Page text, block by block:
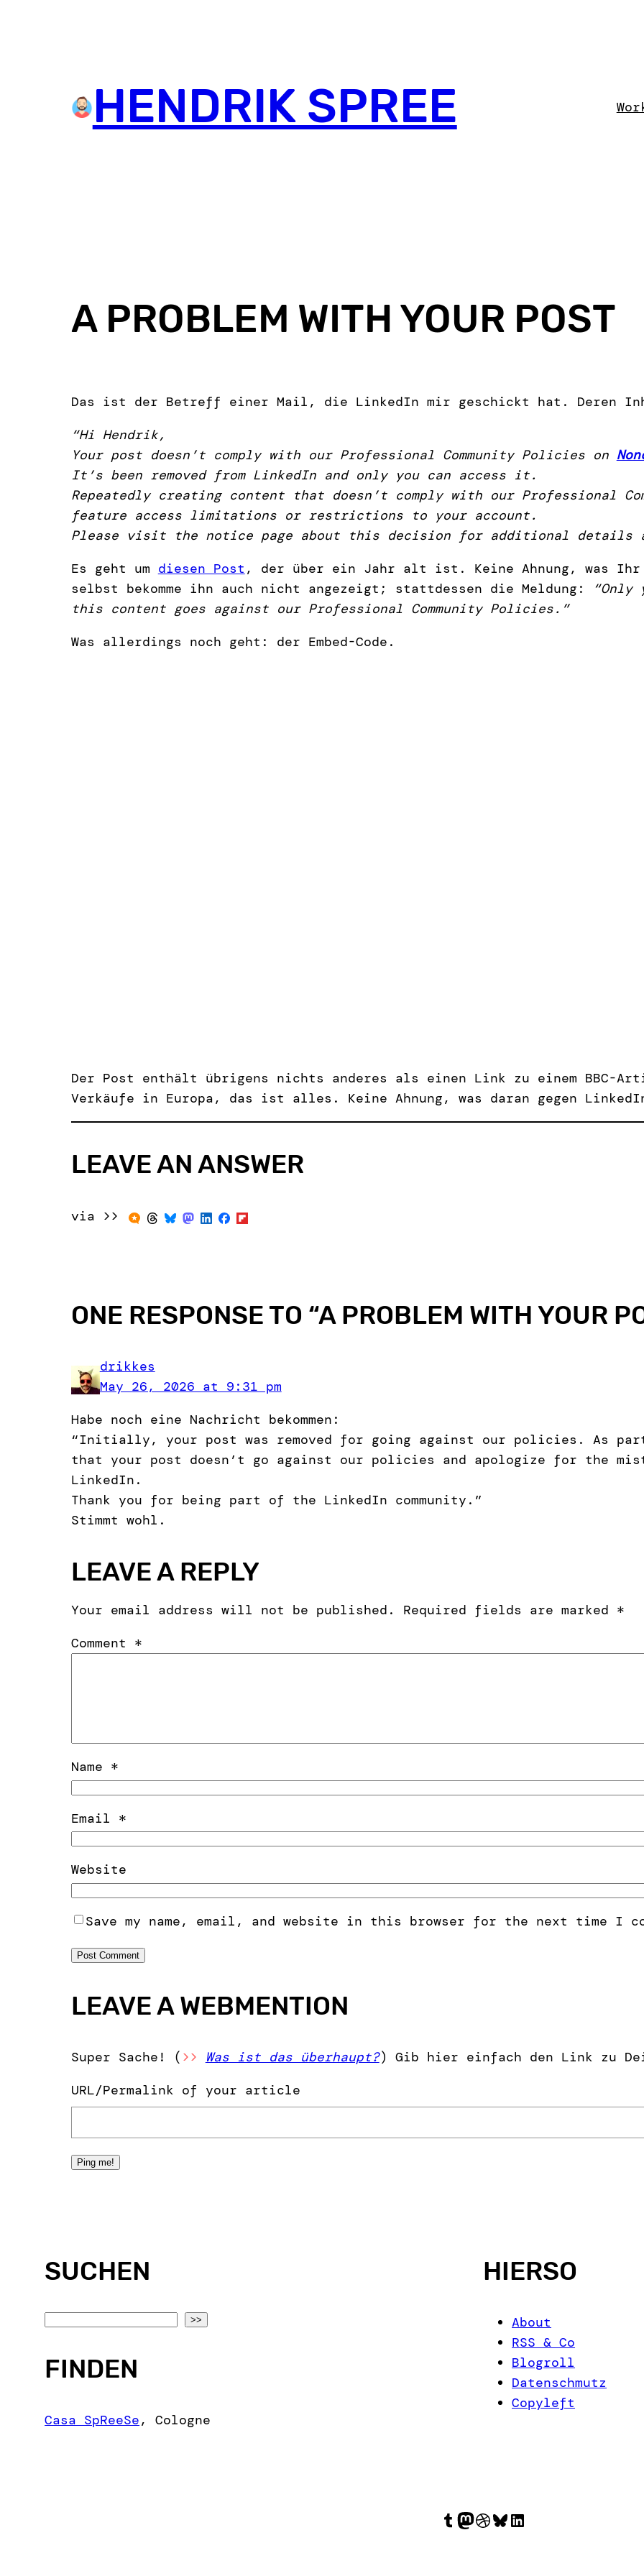
HENDRIK SPREE
A PROBLEM WITH YOUR POST
Das ist der Betreff einer Mail, die LinkedIn mir geschickt hat. Deren
“Hi Hendrik,
Your post doesn’t comply with our Professional Community Policies on
It’s been removed from LinkedIn and only you can access it.
Repeatedly creating content that doesn’t comply with our Professional
feature access limitations or restrictions to your account.
Please visit the notice page about this decision for additional details
Es geht um diesen Post , der über ein Jahr alt ist. Keine Ahnung, was
selbst bekomme ihn auch nicht angezeigt; stattdessen die Meldung:
“Only
this content goes against our Professional Community Policies.”
Was allerdings noch geht: der Embed-Code.
Der Post enthält übrigens nichts anderes als einen Link zu einem BBC-
Verkäufe in Europa, das ist alles. Keine Ahnung, was daran gegen
LEAVE AN ANSWER
via >>
ONE RESPONSE TO “A PROBLEM WITH YOUR
drikkes
May 26, 2026 at 9:31 pm
Habe noch eine Nachricht bekommen:
“Initially, your post was removed for going against our policies. As
that your post doesn’t go against our policies and apologize for the
LinkedIn.
Thank you for being part of the LinkedIn community.”
Stimmt wohl.
LEAVE A REPLY
Your email address will not be published. Required fields are marked *
Comment *
Name *
Email *
Website
Save my name, email, and website in this browser for the next time I
LEAVE A WEBMENTION
Super Sache! ( >> Was ist das überhaupt?) Gib hier einfach den Link zu
URL/Permalink of your article
SUCHEN
a
r
h
>>
FINDEN
Casa SpReeSe,Cologne
HIERSO
About
RSS & Co
Blogroll
Datenschmutz
Copyleft
Tumblr Mastodon Dribbble Bluesky LinkedIn